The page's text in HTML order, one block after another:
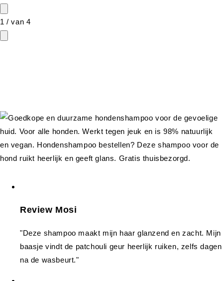
1 /van 4
Review Mosi
"Deze shampoo maakt mijn haar glanzend en zacht. Mijn
baasje vindt de patchouli geur heerlijk ruiken, zelfs dagen
na de wasbeurt."